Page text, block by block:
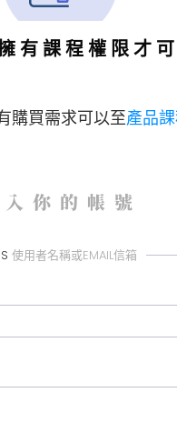
有課程權限才
購買需求可以至產品
你的帳號
使用者名稱或EMAIL信箱